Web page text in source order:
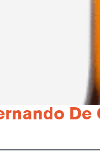
De